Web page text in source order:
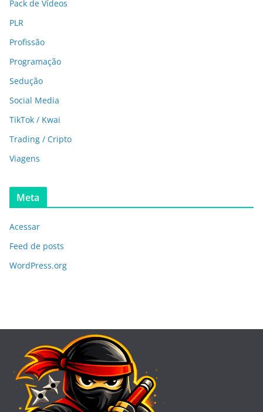
Pack de Vídeos
PLR
Profissão
Programação
Sedução
Social Media
TikTok / Kwai
Trading / Cripto
Viagens
Meta
Acessar
Feed de posts
WordPress.org